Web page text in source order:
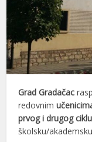
Grad Gradačac
redovnim
prvog i drugog
školsku/